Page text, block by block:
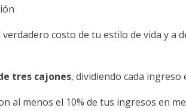
costo de tu estilo de vida y a
tres cajones, dividiendo cada ingreso
al menos el 10% de tus ingresos en